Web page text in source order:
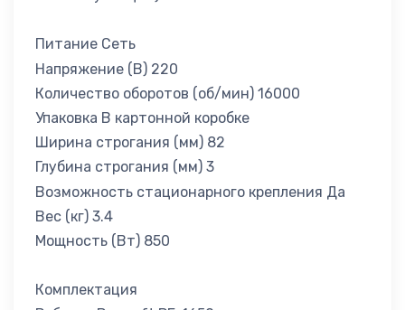
Питание Сеть
Напряжение (В) 220
Количество оборотов (об/мин) 16000
Упаковка В картонной коробке
Ширина строгания (мм) 82
Глубина строгания (мм) 3
Возможность стационарного крепления Да
Вес (кг) 3.4
Мощность (Вт) 850
Комплектация